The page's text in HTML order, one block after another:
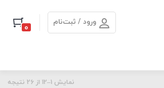
ورود / ثبت‌نام 0
نمایش 1–12 از 26 نتیجه